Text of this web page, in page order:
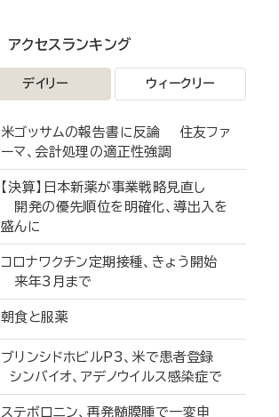
アクセスランキング
デイリー ウィークリー
米ゴッサムの報告書に反論 住友ファ
ーマ、会計処理の適正性強調
【決算】日本新薬が事業戦略見直し
開発の優先順位を明確化、導出入を
盛んに
コロナワクチン定期接種、きょう開始
来年3月まで
朝食と服薬
ブリンシドホビルP3、米で患者登録
シンバイオ、アデノウイルス感染症で
ステボロニン、再発髄膜腫で一変申